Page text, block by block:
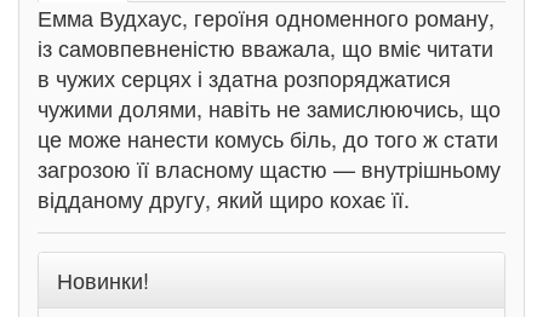
Емма Вудхаус, героїня одноменного роману,
із самовпевненістю вважала, що вміє читати
в чужих серцях і здатна розпоряджатися
чужими долями, навіть не замислюючись, що
це може нанести комусь біль, до того ж стати
загрозою її власному щастю — внутрішньому
відданому другу, який щиро кохає її.
Новинки!